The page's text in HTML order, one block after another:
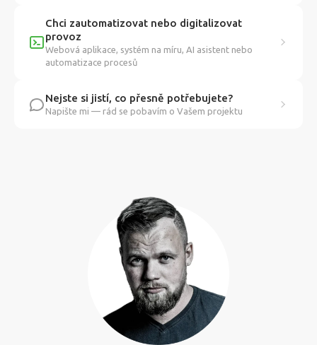
Chci zautomatizovat nebo digitalizovat
provoz
Webová aplikace, systém na míru, AI asistent nebo
automatizace procesů
Nejste si jistí, co přesně potřebujete?
Napište mi — rád se pobavím o Vašem projektu